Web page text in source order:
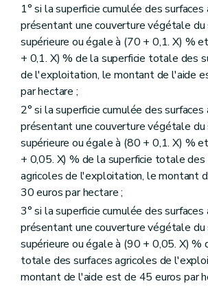
1° si la superficie cumulée des surfaces
présentant une couverture végétale
supérieure ou égale à (70 + 0,1. X) %
+ 0,1. X) % de la superficie totale des
de l'exploitation, le montant de l'aide
par hectare ;
2° si la superficie cumulée des surfaces
présentant une couverture végétale
supérieure ou égale à (80 + 0,1. X) %
+ 0,05. X) % de la superficie totale des
agricoles de l'exploitation, le montant
30 euros par hectare ;
3° si la superficie cumulée des surfaces
présentant une couverture végétale
supérieure ou égale à (90 + 0,05. X) %
totale des surfaces agricoles de
montant de l'aide est de 45 euros par